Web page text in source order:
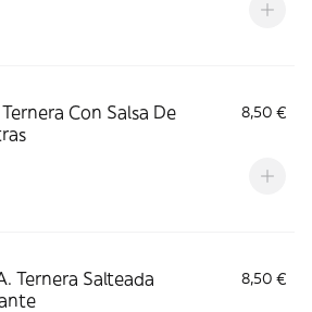
Con Salsa De
8,50 €
Ternera Salteada
8,50 €